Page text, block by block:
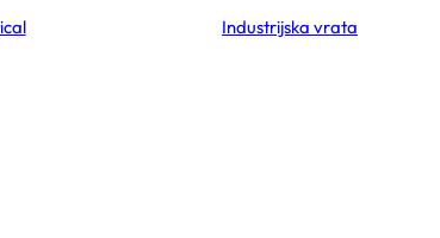
Industrijska vrata